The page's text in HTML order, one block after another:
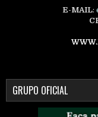
E-MAIL:
GRUPO OFICIAL